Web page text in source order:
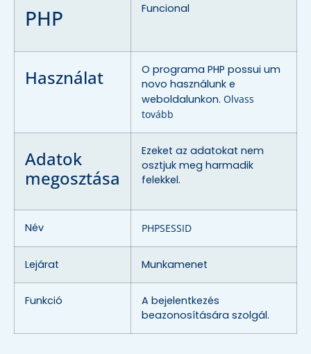
PHP Funcional
Használat
O programa PHP possui um
novo használunk e
weboldalunkon. Olvass
tovább
Adatok
megosztása
Ezeket az adatokat nem
osztjuk meg harmadik
felekkel.
Név PHPSESSID
Lejárat Munkamenet
Funkció
A bejelentkezés
beazonosítására szolgál.